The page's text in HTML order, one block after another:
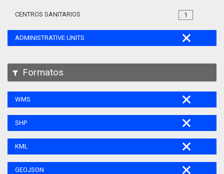
1
CENTROS SANITARIOS
ADMINISTRATIVE UNITS
Formatos
WMS
SHP
KML
GEOJSON